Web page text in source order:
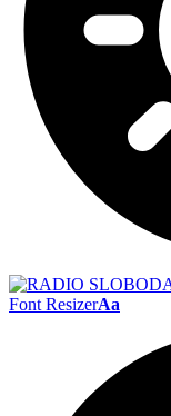
Font ResizerAa